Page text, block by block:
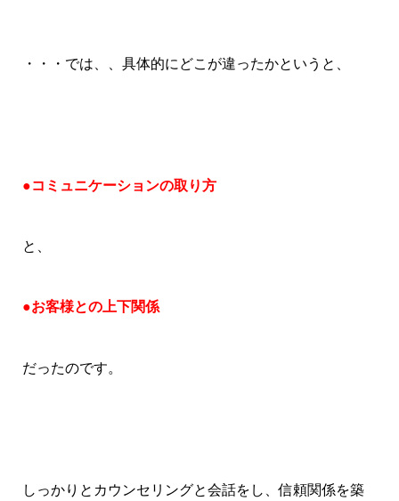
・・・では、、具体的にどこが違ったかというと、
●コミュニケーションの取り方
と、
●お客様との上下関係
だったのです。
しっかりとカウンセリングと会話をし、信頼関係を築